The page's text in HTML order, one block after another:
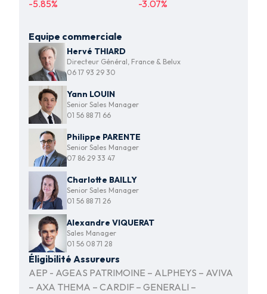
-5.85%
-3.07%
Equipe commerciale
Hervé THIARD
Directeur Général, France & Belux
06 17 93 29 30
Yann LOUIN
Senior Sales Manager
01 56 88 71 66
Philippe PARENTE
Senior Sales Manager
07 86 29 33 47
Charlotte BAILLY
Senior Sales Manager
01 56 88 71 26
Alexandre VIQUERAT
Sales Manager
01 56 08 71 28
Éligibilité Assureurs
AEP - AGEAS PATRIMOINE – ALPHEYS – AVIVA
– AXA THEMA – CARDIF – GENERALI –